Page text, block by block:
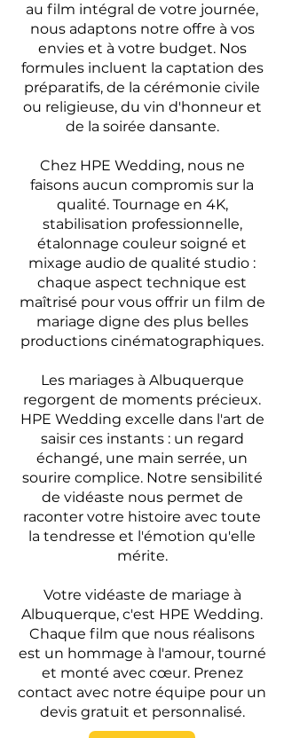
au film intégral de votre journée,
nous adaptons notre offre à vos
envies et à votre budget. Nos
formules incluent la captation des
préparatifs, de la cérémonie civile
ou religieuse, du vin d'honneur et
de la soirée dansante.
Chez HPE Wedding, nous ne
faisons aucun compromis sur la
qualité. Tournage en 4K,
stabilisation professionnelle,
étalonnage couleur soigné et
mixage audio de qualité studio :
chaque aspect technique est
maîtrisé pour vous offrir un film de
mariage digne des plus belles
productions cinématographiques.
Les mariages à Albuquerque
regorgent de moments précieux.
HPE Wedding excelle dans l'art de
saisir ces instants : un regard
échangé, une main serrée, un
sourire complice. Notre sensibilité
de vidéaste nous permet de
raconter votre histoire avec toute
la tendresse et l'émotion qu'elle
mérite.
Votre vidéaste de mariage à
Albuquerque, c'est HPE Wedding.
Chaque film que nous réalisons
est un hommage à l'amour, tourné
et monté avec cœur. Prenez
contact avec notre équipe pour un
devis gratuit et personnalisé.